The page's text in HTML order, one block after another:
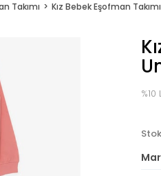
Takımı Kız Bebek Eşofman